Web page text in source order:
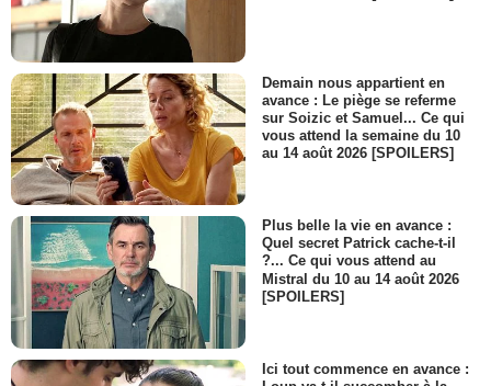
Demain nous appartient en
avance : Le piège se referme
sur Soizic et Samuel... Ce qui
vous attend la semaine du 10
au 14 août 2026 [SPOILERS]
Plus belle la vie en avance :
Quel secret Patrick cache-t-il
?... Ce qui vous attend au
Mistral du 10 au 14 août 2026
[SPOILERS]
Ici tout commence en avance :